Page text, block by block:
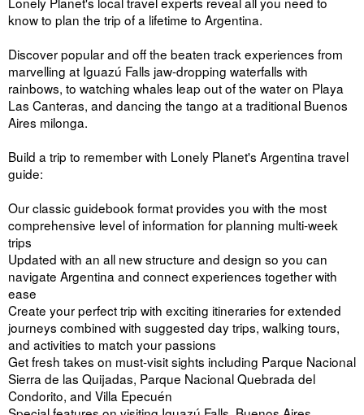
know to plan the trip of a lifetime to Argentina.
Discover popular and off the beaten track experiences from
marvelling at Iguazú Falls jaw-dropping waterfalls with
rainbows, to watching whales leap out of the water on Playa
Las Canteras, and dancing the tango at a traditional Buenos
Aires milonga.
Build a trip to remember with Lonely Planet's Argentina travel
guide:
Our classic guidebook format provides you with the most
comprehensive level of information for planning multi-week
trips
Updated with an all new structure and design so you can
navigate Argentina and connect experiences together with
ease
Create your perfect trip with exciting itineraries for extended
journeys combined with suggested day trips, walking tours,
and activities to match your passions
Get fresh takes on must-visit sights including Parque Nacional
Sierra de las Quijadas, Parque Nacional Quebrada del
Condorito, and Villa Epecuén